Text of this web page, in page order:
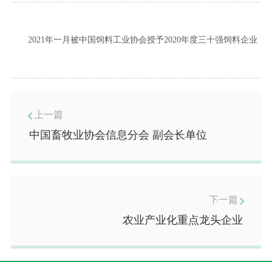
2021年一月被中国饲料工业协会授予2020年度三十强饲料企业
上一篇
中国畜牧业协会信息分会 副会长单位
下一篇
农业产业化重点龙头企业